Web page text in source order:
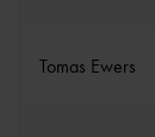
Tomas Ewers